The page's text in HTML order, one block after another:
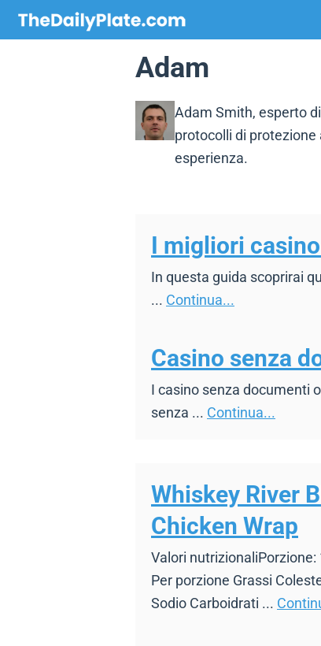
Vai
Adam
Adam Smith, esperto
protocolli di
esperienza.
I migliori
In questa guida scoprirai
... Continua...
Casino senza
I casino senza documenti
senza ... Continua...
Whiskey River
Chicken Wrap
Valori nutrizionaliPorzione:
Per porzione Grassi
Sodio Carboidrati ...